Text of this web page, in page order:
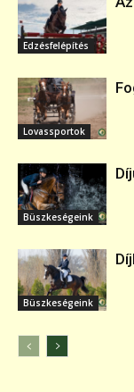
Edzésfelépítés
Lovassportok
Büszkeségeink
Büszkeségeink